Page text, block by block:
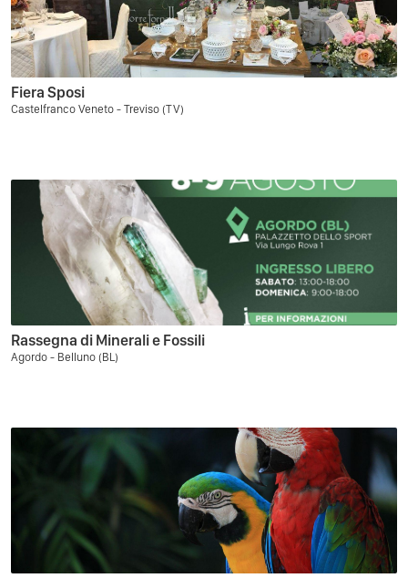
Fiera Sposi
Castelfranco Veneto - Treviso (TV)
Rassegna di Minerali e Fossili
Agordo - Belluno (BL)